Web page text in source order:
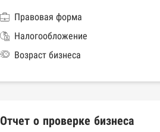
Правовая форма
Налогообложение
Возраст бизнеса
Отчет о проверке бизнеса